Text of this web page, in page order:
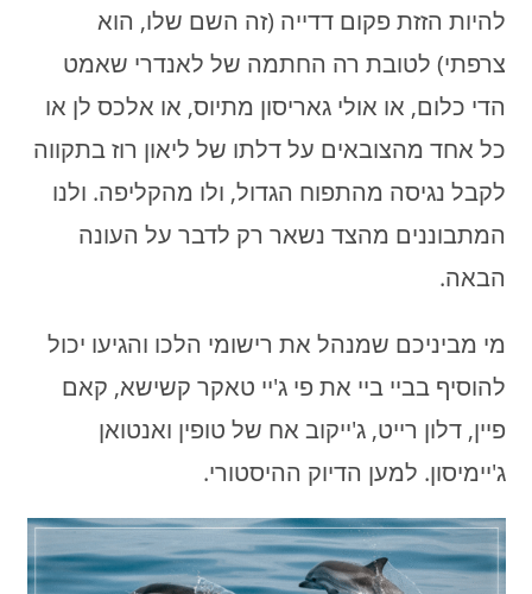
להיות הזזת פקום דדייה (זה השם שלו, הוא
צרפתי) לטובת רה החתמה של לאנדרי שאמט
הדי כלום, או אולי גאריסון מתיוס, או אלכס לן או
כל אחד מהצובאים על דלתו של ליאון רוז בתקווה
לקבל נגיסה מהתפוח הגדול, ולו מהקליפה. ולנו
המתבוננים מהצד נשאר רק לדבר על העונה
הבאה.
מי מביניכם שמנהל את רישומי הלכו והגיעו יכול
להוסיף בביי ביי את פי ג'יי טאקר קשישא, קאם
פיין, דלון רייט, ג'ייקוב אח של טופין ואנטואן
ג'יימיסון. למען הדיוק ההיסטורי.